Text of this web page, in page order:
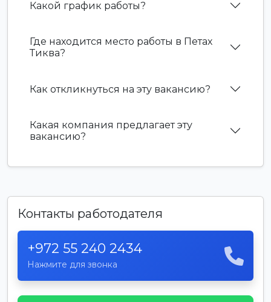
Какой график работы?
Где находится место работы в Петах
Тиква?
Как откликнуться на эту вакансию?
Какая компания предлагает эту
вакансию?
Контакты работодателя
+972 55 240 2434
Нажмите для звонка